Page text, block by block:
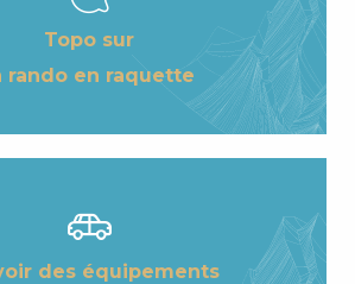
Topo sur
rando en raquette
des équipements